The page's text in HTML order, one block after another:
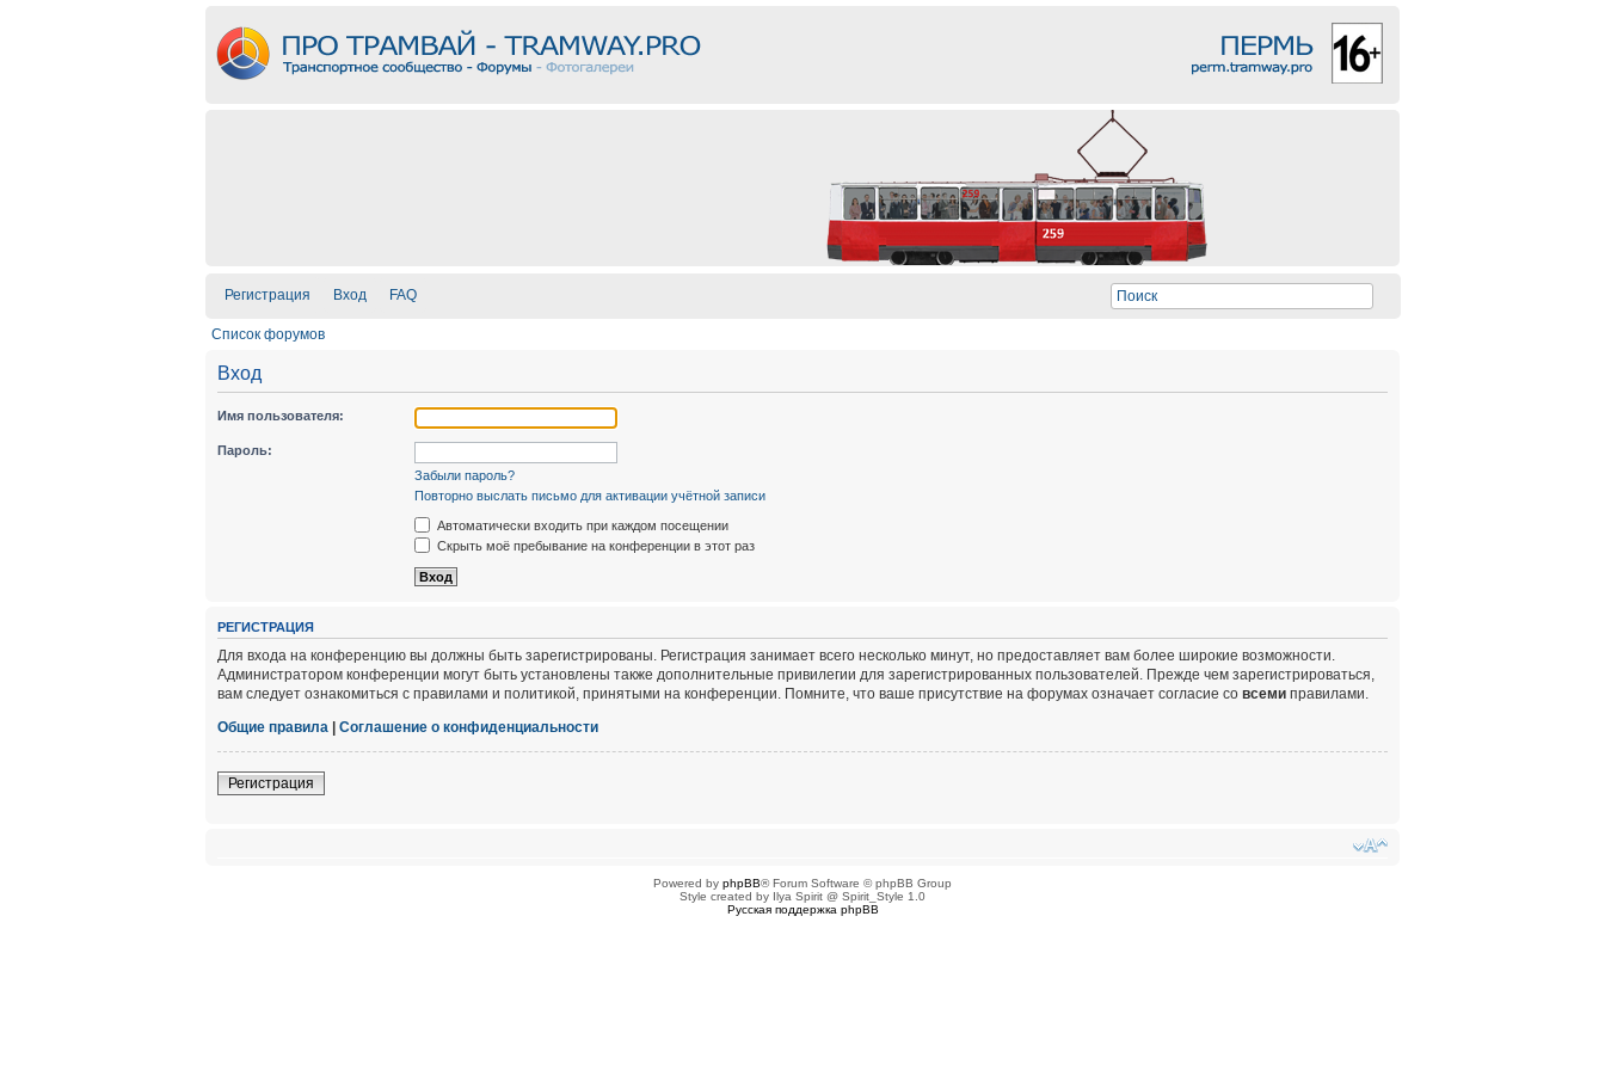
Регистрация Вход FAQ
Список форумов
Вход
Имя пользователя:
Пароль:
Забыли пароль?
Повторно выслать письмо для активации учётной записи
Автоматически входить при каждом посещении
Скрыть моё пребывание на конференции в этот раз
РЕГИСТРАЦИЯ
Для входа на конференцию вы должны быть зарегистрированы. Регистрация занимает всего несколько минут, но предоставляет вам более широкие возможности.
Администратором конференции могут быть установлены также дополнительные привилегии для зарегистрированных пользователей. Прежде чем зарегистрироваться,
вам следует ознакомиться с правилами и политикой, принятыми на конференции. Помните, что ваше присутствие на форумах означает согласие со всеми правилами.
Общие правила | Соглашение о конфиденциальности
Регистрация
Powered by phpBB® Forum Software © phpBB Group
Style created by Ilya Spirit @ Spirit_Style 1.0
Русская поддержка phpBB